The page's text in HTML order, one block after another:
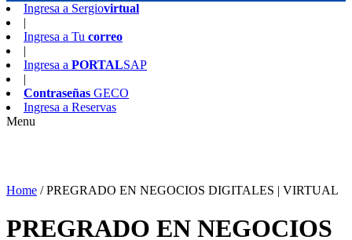
Ingresa a Sergiovirtual
|
Ingresa a Tu correo
|
Ingresa a PORTALSAP
|
Contraseñas GECO
Ingresa a Reservas
Menu
Home /PREGRADO EN NEGOCIOS DIGITALES | VIRTUAL
PREGRADO EN NEGOCIOS